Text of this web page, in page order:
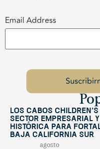
Email Address
Los Cabos
sector empresarial
histórica para
Baja California Sur
agosto